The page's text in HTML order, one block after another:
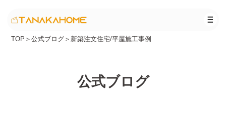
TOP ＞公式ブログ ＞ 新築注文住宅/平屋施工事例
公式ブログ